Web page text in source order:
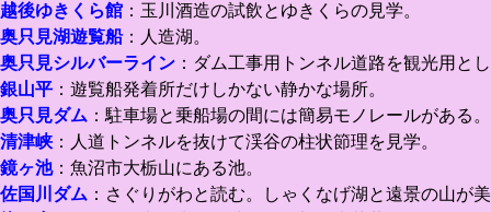
越後ゆきくら館 ：玉川酒造の試飲とゆきくらの見学。
奥只見湖遊覧船：人造湖。
奥只見シルバーライン ：ダム工事用トンネル道路を観光用と
銀山平 ：遊覧船発着所だけしかない静かな場所。
奥只見ダム ：駐車場と乗船場の間には簡易モノレールがある。
清津峡 ：人道トンネルを抜けて渓谷の柱状節理を見学。
鏡ヶ池：魚沼市大栃山にある池。
佐国川ダム ：さぐりがわと読む。しゃくなげ湖と遠景の山が